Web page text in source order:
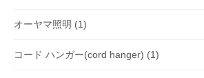
オーヤマ照明 (1)
コード ハンガー(cord hanger) (1)